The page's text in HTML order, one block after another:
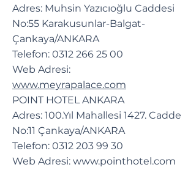
Adres: Muhsin Yazıcıoğlu Caddesi
No:55 Karakusunlar-Balgat-
Çankaya/ANKARA
Telefon: 0312 266 25 00
Web Adresi:
www.meyrapalace.com
POINT HOTEL ANKARA
Adres: 100.Yıl Mahallesi 1427. Cadde
No:11 Çankaya/ANKARA
Telefon: 0312 203 99 30
Web Adresi: www.pointhotel.com